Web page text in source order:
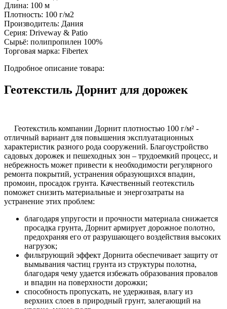
Длина: 100 м
Плотность: 100 г/м2
Производитель: Дания
Серия: Driveway & Patio
Сырьё: полипропилен 100%
Торговая марка: Fibertex
Подробное описание товара:
Геотекстиль Дорнит для дорожек
Геотекстиль компании Дорнит плотностью 100 г/м² -
отличный вариант для повышения эксплуатационных
характеристик разного рода сооружений. Благоустройство
садовых дорожек и пешеходных зон – трудоемкий процесс, и
небрежность может привести к необходимости регулярного
ремонта покрытий, устранения образующихся впадин,
промоин, просадок грунта. Качественный геотекстиль
поможет снизить материальные и энергозатраты на
устранение этих проблем:
благодаря упругости и прочности материала снижается
просадка грунта, Дорнит армирует дорожное полотно,
предохраняя его от разрушающего воздействия высоких
нагрузок;
фильтрующий эффект Дорнита обеспечивает защиту от
вымывания частиц грунта из структуры полотна,
благодаря чему удается избежать образования провалов
и впадин на поверхности дорожки;
способность пропускать, не удерживая, влагу из
верхних слоев в природный грунт, залегающий на